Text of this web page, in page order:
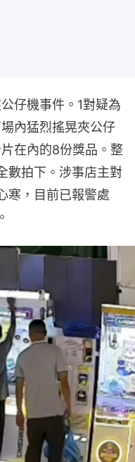
仔機事件。1對疑為
內猛烈搖晃夾公仔
在內的8份獎品。整
數拍下。涉事店主對
寒，目前已報警處